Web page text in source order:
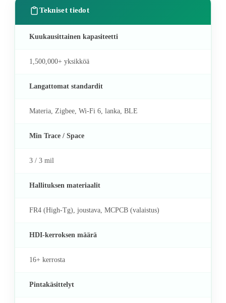
Tekniset tiedot
Kuukausittainen kapasiteetti
1,500,000+ yksikköä
Langattomat standardit
Materia, Zigbee, Wi-Fi 6, lanka, BLE
Min Trace / Space
3 / 3 mil
Hallituksen materiaalit
FR4 (High-Tg), joustava, MCPCB (valaistus)
HDI-kerroksen määrä
16+ kerrosta
Pintakäsittelyt